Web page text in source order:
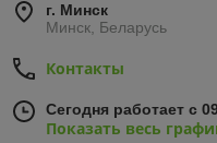
г. Минск
Минск, Беларусь
Контакты
Сегодня работает с
Показать весь